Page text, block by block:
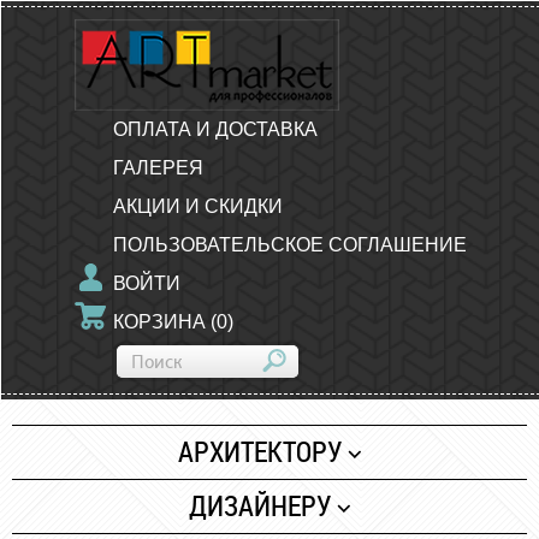
ОПЛАТА И ДОСТАВКА
ГАЛЕРЕЯ
АКЦИИ И СКИДКИ
ПОЛЬЗОВАТЕЛЬСКОЕ СОГЛАШЕНИЕ
ВОЙТИ
КОРЗИНА (0)
АРХИТЕКТОРУ
Бумага
ДИЗАЙНЕРУ